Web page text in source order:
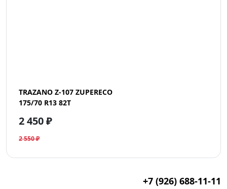
TRAZANO Z-107 ZUPERECO
175/70 R13 82T
2 450 ₽
2 550 ₽
+7 (926) 688-11-11